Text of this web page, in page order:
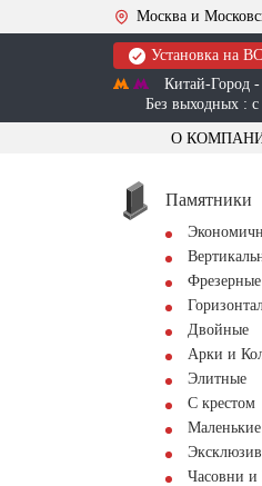
Москва и
Установка на
Китай-Город
Без выходных :
О
Памятники
Фрезерные
Двойные
Арки и
Элитные
С крестом
Маленькие
Часовни и